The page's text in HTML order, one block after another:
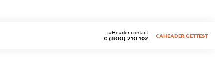
0 (800) 210 102
caHeader.contact
CAHEADER.GETTEST